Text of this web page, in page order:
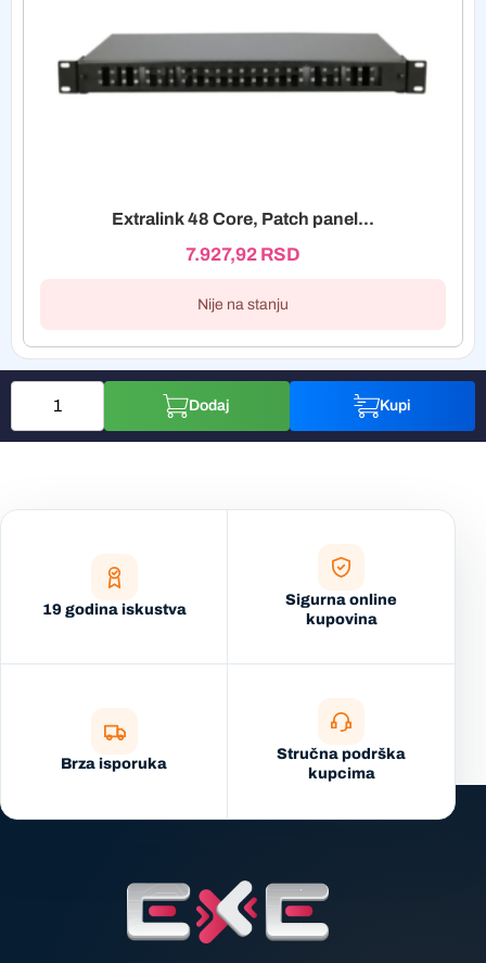
Extralink 48 Core, Patch panel...
7.927,92 RSD
Nije na stanju
Dodaj Kupi
19 godina iskustva
Sigurna online
kupovina
Brza isporuka
Stručna podrška
kupcima